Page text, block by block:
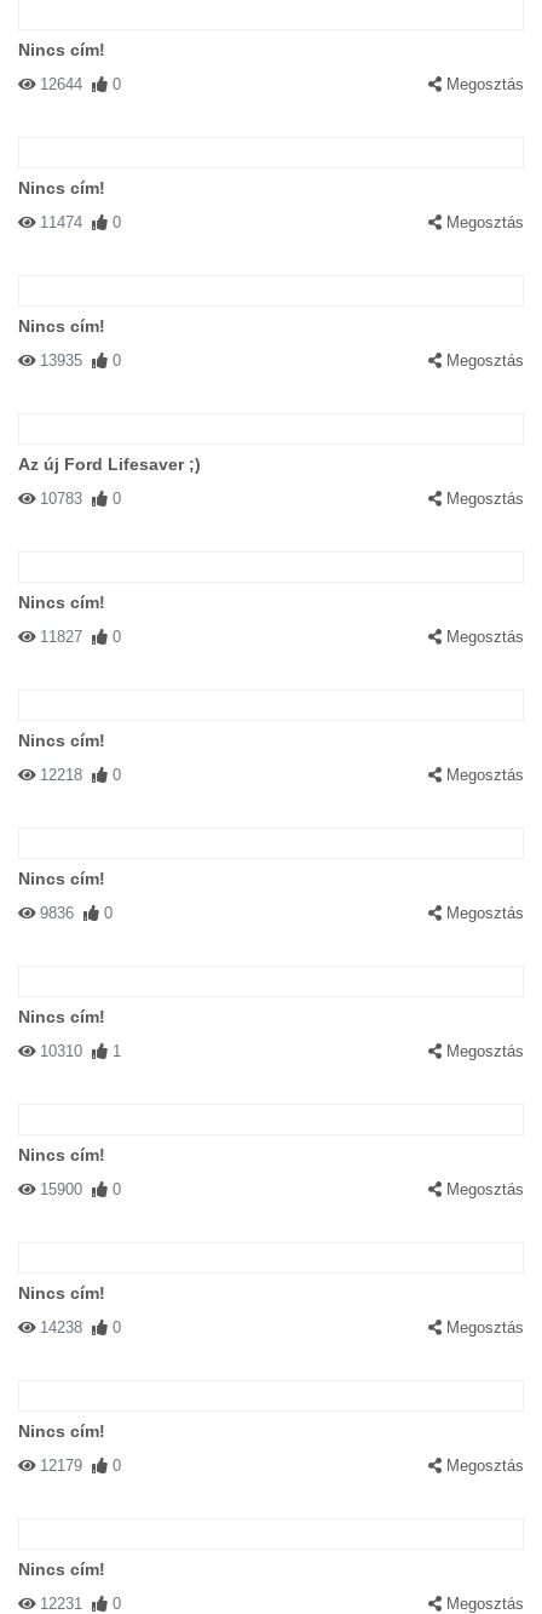
Nincs cím!
12644 0 Megosztás
Nincs cím!
11474 0 Megosztás
Nincs cím!
13935 0 Megosztás
Az új Ford Lifesaver ;)
10783 0 Megosztás
Nincs cím!
11827 0 Megosztás
Nincs cím!
12218 0 Megosztás
Nincs cím!
9836 0 Megosztás
Nincs cím!
10310 1 Megosztás
Nincs cím!
15900 0 Megosztás
Nincs cím!
14238 0 Megosztás
Nincs cím!
12179 0 Megosztás
Nincs cím!
12231 0 Megosztás